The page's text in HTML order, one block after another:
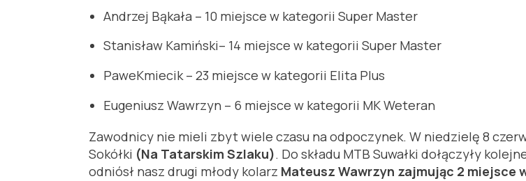
Andrzej Bąkała – 10 miejsce w kategorii Super Master
Stanisław Kamiński– 14 miejsce w kategorii Super Master
PaweKmiecik – 23 miejsce w kategorii Elita Plus
Eugeniusz Wawrzyn – 6 miejsce w kategorii MK Weteran
Zawodnicy nie mieli zbyt wiele czasu na odpoczynek. W niedzielę 8
Sokółki (Na Tatarskim Szlaku). Do składu MTB Suwałki dołączyły
odniósł nasz drugi młody kolarz Mateusz Wawrzyn zajmując 2 miejsce